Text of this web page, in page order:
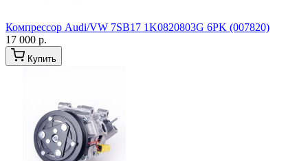
Компрессор Audi/VW 7SB17 1K0820803G 6PK (007820)
17 000 р.
Купить